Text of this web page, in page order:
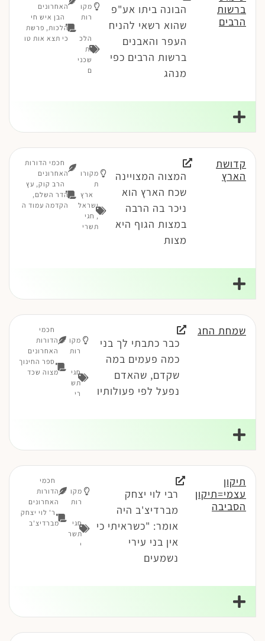
ברשות
הרבים
הבונה ביתו אע"פ
שהוא רשאי להניח
העפר והאבנים
ברשות הרבים כפי
מנהג
מקו
רות
הלכ
ות
שכני
ם
האחרונים
הבן איש חי
הלכות, פרשת
כי תצא אות טו
קדושת
הארץ
המצוה המצויינה
שכח הארץ הוא
ניכר בה הרבה
במצות הגוף היא
מצות
מקורו
ת
ארץ
ישראל
, חגי
תשרי
חכמי הדורות
האחרונים
הרב קוק, עץ
הדר השלם,
הקדמה עמוד ה
שמחת החג
כבר כתבתי לך בני
כמה פעמים במה
שקדם, שהאדם
נפעל לפי פעולותיו
מקו
רות
חגי
תש
רי
חכמי
הדורות
האחרונים
ספר החינוך
מצוה שכד
תיקון
עצמי=תיקון
הסביבה
רבי לוי יצחק
מברדיצ'ב היה
אומר: "כשראיתי כי
אין בני עירי
נשמעים
מקו
רות
חגי
תשר
י
חכמי
הדורות
האחרונים
ר' לוי יצחק
מברדיצ'ב